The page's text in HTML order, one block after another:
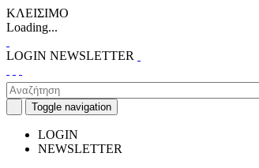
ΚΛΕΙΣΙΜΟ
Loading...
LOGIN NEWSLETTER
Toggle navigation
LOGIN
NEWSLETTER